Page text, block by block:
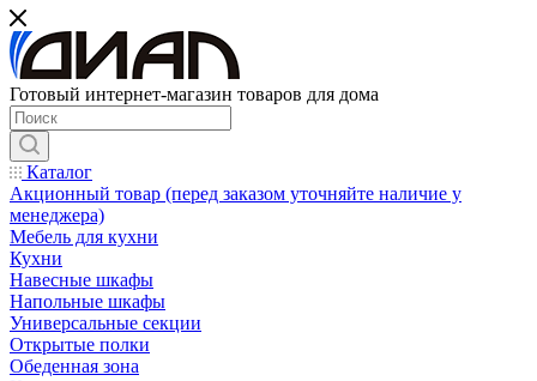
Готовый интернет-магазин товаров для дома
Каталог
Акционный товар (перед заказом уточняйте наличие у
менеджера)
Мебель для кухни
Кухни
Навесные шкафы
Напольные шкафы
Универсальные секции
Открытые полки
Обеденная зона